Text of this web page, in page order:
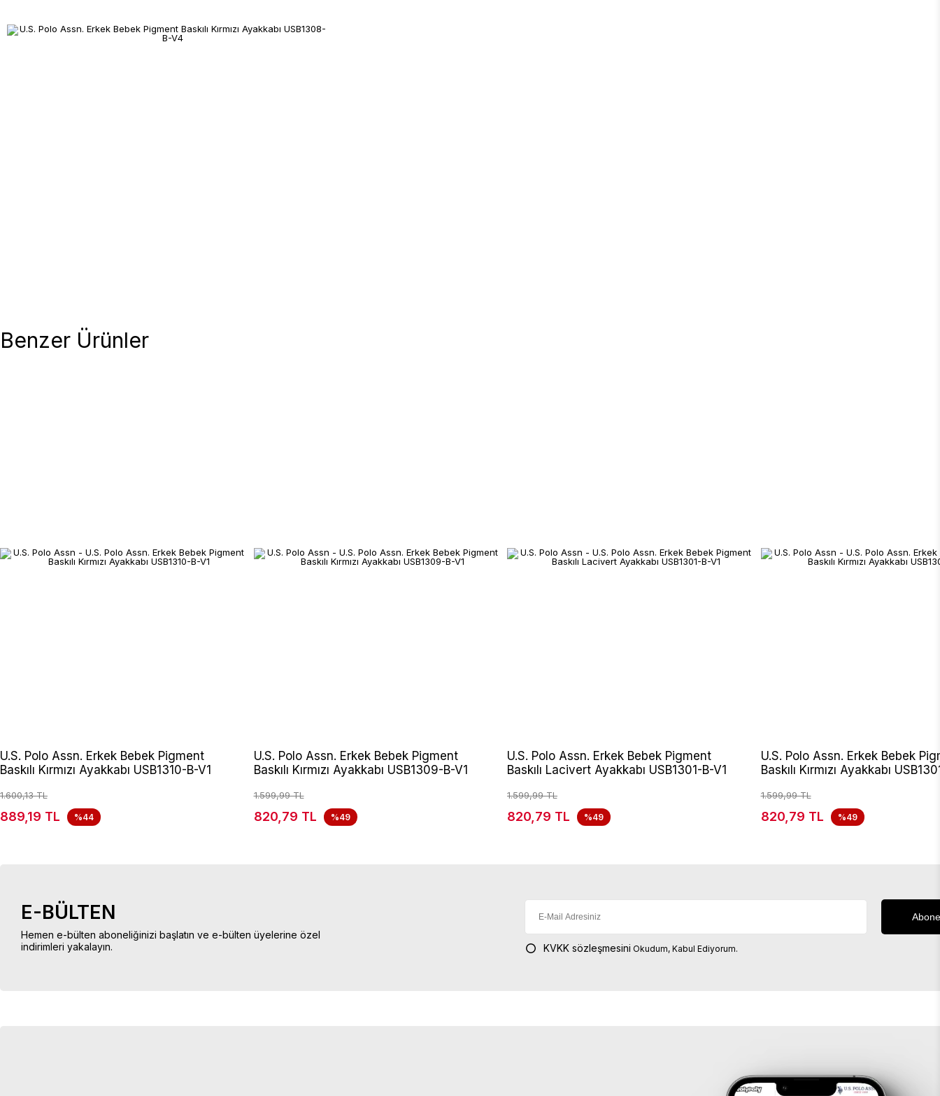
Benzer Ürünler
U.S. Polo Assn. Erkek Bebek Pigment
Baskılı Kırmızı Ayakkabı USB1310-B-V1
1.600,13 TL
889,19 TL %44
U.S. Polo Assn. Erkek Bebek Pigment
Baskılı Kırmızı Ayakkabı USB1309-B-V1
1.599,99 TL
820,79 TL %49
U.S. Polo Assn. Erkek Bebek Pigment
Baskılı Lacivert Ayakkabı USB1301-B-V1
1.599,99 TL
820,79 TL %49
U.S. Polo Assn. Erkek Bebek
Baskılı Kırmızı Ayakkabı
1.599,99 TL
820,79 TL %49
E-BÜLTEN
Hemen e-bülten aboneliğinizi başlatın ve e-bülten üyelerine özel
indirimleri yakalayın.
KVKK sözleşmesini Okudum, Kabul Ediyorum.